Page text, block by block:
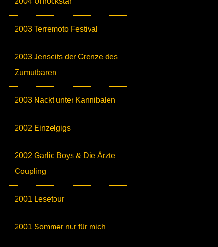
2003 Terremoto Festival
2003 Jenseits der Grenze des
Zumutbaren
2003 Nackt unter Kannibalen
2002 Einzelgigs
2002 Garlic Boys & Die Ärzte
Coupling
2001 Lesetour
2001 Sommer nur für mich